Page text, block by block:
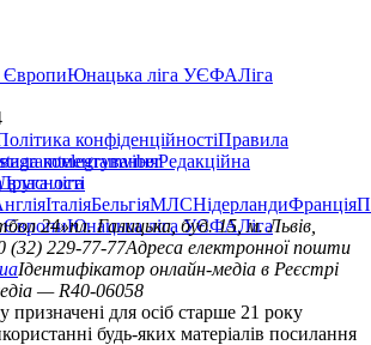
ЄвропиЮнацька ліга УЄФАЛіга
конфіденційностіПравила
коментуванняРедакційна
telegramviber
Друга ліга
ІталіяБельгіяМЛСНідерландиФранція
ЄвропиЮнацька ліга УЄФАЛіга
24»пл. Галицька, буд. 15, м. Львів,
(32) 229-77-77Адреса електронної пошти
Ідентифікатор онлайн-медіа в Реєстрі
— R40-06058
призначені для осіб старше 21 року
будь-яких матеріалів посилання